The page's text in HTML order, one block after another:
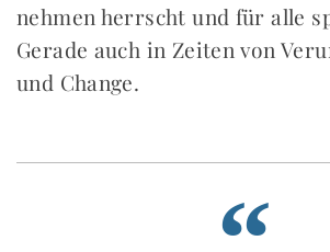
nehmen herrscht und für alle
Gerade auch in Zeiten von
und Change.